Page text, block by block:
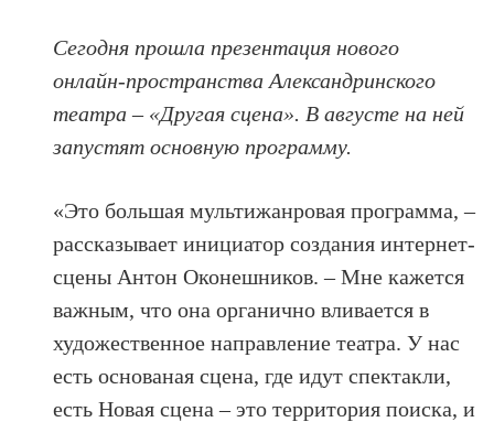
Сегодня прошла презентация нового
онлайн-пространства Александринского
театра – «Другая сцена». В августе на ней
запустят основную программу.
«Это большая мультижанровая программа, –
рассказывает инициатор создания интернет-
сцены Антон Оконешников. – Мне кажется
важным, что она органично вливается в
художественное направление театра. У нас
есть основаная сцена, где идут спектакли,
есть Новая сцена – это территория поиска, и